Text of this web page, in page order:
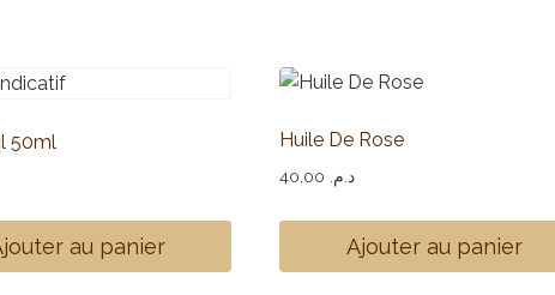
50ml
au panier
Huile De Rose
د.م.
Ajouter au panier